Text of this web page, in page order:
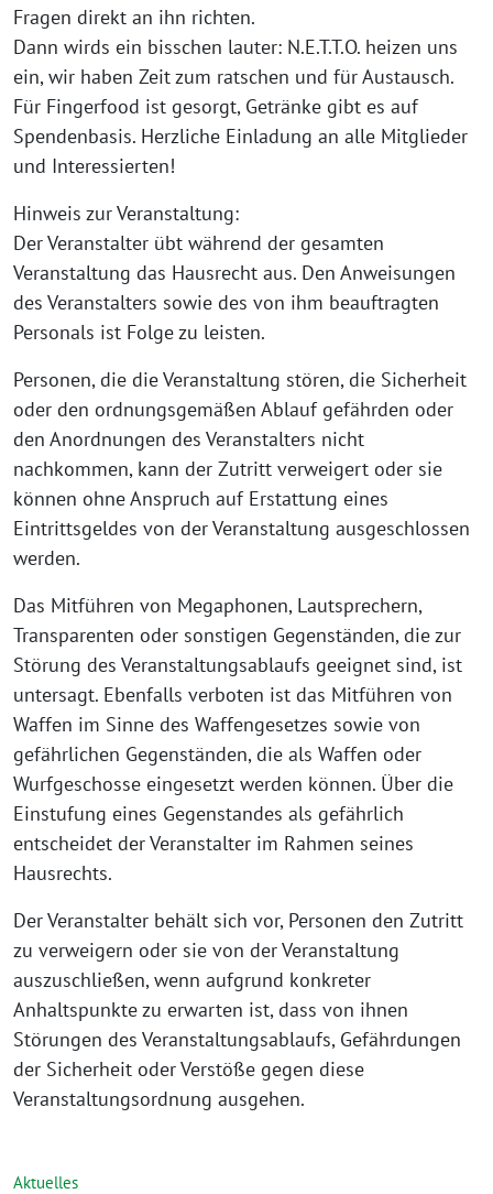
Fragen direkt an ihn richten.
Dann wirds ein bisschen lauter: N.E.T.T.O. heizen uns
ein, wir haben Zeit zum ratschen und für Austausch.
Für Fingerfood ist gesorgt, Getränke gibt es auf
Spendenbasis. Herzliche Einladung an alle Mitglieder
und Interessierten!
Hinweis zur Veranstaltung:
Der Veranstalter übt während der gesamten
Veranstaltung das Hausrecht aus. Den Anweisungen
des Veranstalters sowie des von ihm beauftragten
Personals ist Folge zu leisten.
Personen, die die Veranstaltung stören, die Sicherheit
oder den ordnungsgemäßen Ablauf gefährden oder
den Anordnungen des Veranstalters nicht
nachkommen, kann der Zutritt verweigert oder sie
können ohne Anspruch auf Erstattung eines
Eintrittsgeldes von der Veranstaltung ausgeschlossen
werden.
Das Mitführen von Megaphonen, Lautsprechern,
Transparenten oder sonstigen Gegenständen, die zur
Störung des Veranstaltungsablaufs geeignet sind, ist
untersagt. Ebenfalls verboten ist das Mitführen von
Waffen im Sinne des Waffengesetzes sowie von
gefährlichen Gegenständen, die als Waffen oder
Wurfgeschosse eingesetzt werden können. Über die
Einstufung eines Gegenstandes als gefährlich
entscheidet der Veranstalter im Rahmen seines
Hausrechts.
Der Veranstalter behält sich vor, Personen den Zutritt
zu verweigern oder sie von der Veranstaltung
auszuschließen, wenn aufgrund konkreter
Anhaltspunkte zu erwarten ist, dass von ihnen
Störungen des Veranstaltungsablaufs, Gefährdungen
der Sicherheit oder Verstöße gegen diese
Veranstaltungsordnung ausgehen.
Aktuelles